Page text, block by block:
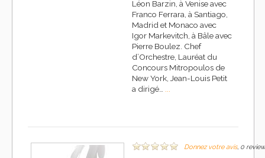
Léon Barzin, à Venise avec
Franco Ferrara, à Santiago,
Madrid et Monaco avec
Igor Markevitch, à Bâle avec
Pierre Boulez. Chef
d’Orchestre, Lauréat du
Concours Mitropoulos de
New York, Jean-Louis Petit
a dirigé… ...
Donnez votre avis, 0